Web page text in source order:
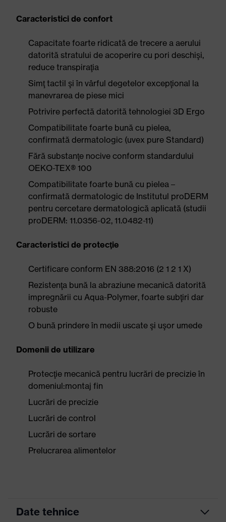
Caracteristici de confort
Capacitate foarte ridicată de trecere a aerului
datorită stratului de acoperire cu pori deschişi,
reduce transpiraţia
Simţ tactil şi în vârful degetelor excepţional la
manevrarea de piese mici
Potrivire perfectă datorită tehnologiei 3D Ergo
Compatibilitate foarte bună cu pielea,
confirmată dermatologic (uvex pure Standard)
Fără substanţe nocive conform standardului
OEKO-TEX® 100
Compatibilitate foarte bună cu pielea –
confirmată dermatologic de Institutul proDERM
pentru cercetare dermatologică aplicată (studii
proDERM: 11.0356-02, 11.0482-11)
Caracteristici de protecţie
Certificare conform EN 388:2016 (2 1 2 1 X)
Rezistenţa bună la abraziune mecanică datorită
impregnării cu Aqua-Polymer, foarte subţiri dar
robuste
O bună prindere în medii uscate şi uşor umede
Domenii de utilizare
Protecţie mecanică pentru lucrări de precizie în
domeniul:montaj fin
Lucrări de precizie
Lucrări de control
Lucrări de sortare
Prelucrarea alimentelor
Date tehnice